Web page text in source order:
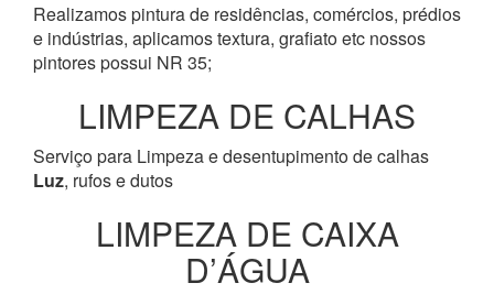
Realizamos pintura de residências, comércios, prédios
e indústrias, aplicamos textura, grafiato etc nossos
pintores possui NR 35;
LIMPEZA DE CALHAS
Serviço para Limpeza e desentupimento de calhas
Luz, rufos e dutos
LIMPEZA DE CAIXA
D’ÁGUA